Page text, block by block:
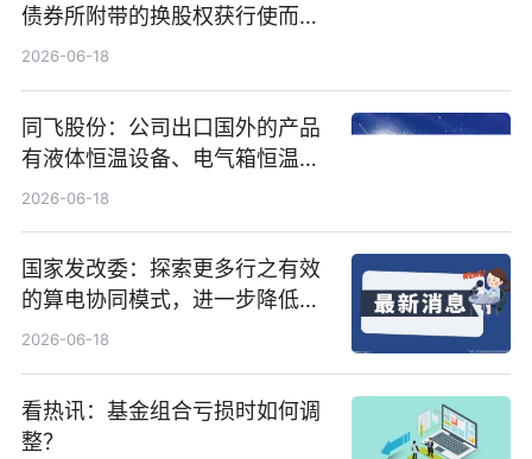
债券所附带的换股权获行使而发
行5200万股
2026-06-18
同飞股份：公司出口国外的产品
有液体恒温设备、电气箱恒温装
置、纯水冷却单元和特种换热器
2026-06-18
国家发改委：探索更多行之有效
的算电协同模式，进一步降低网
络传输时延_最资讯
2026-06-18
看热讯：基金组合亏损时如何调
整？